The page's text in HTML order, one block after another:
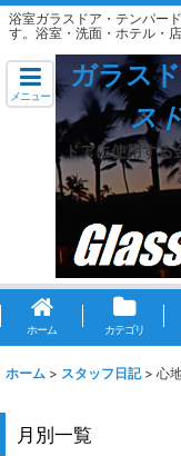
浴室ガラスドア・テンパー
す。浴室・洗面・ホテル・
メニュー
ガラス
ス
ドアに使用す
ホーム カテゴリ
ホーム > スタッフ日記 > 心
月別一覧